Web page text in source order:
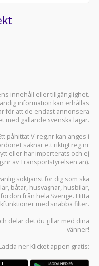
innehåll eller tillgänglighet.
information kan erhållas
för att de endast annonsera
med gällande svenska lagar.
påhittat V-reg.nr kan anges i
saknar ett riktigt reg.nr
eller har importerats och ej
av Transportstyrelsen än).
söktjänst för dig som ska
, båtar, husvagnar, husbilar,
från hela Sverige. Hitta
med snabba filter.
delar det du gillar med dina
vänner!
Ladda ner Klicket-appen gratis: